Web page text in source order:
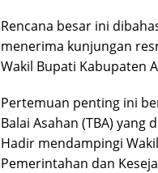
Rencana besar ini
menerima kunjungan
Wakil Bupati Kabupaten
​Pertemuan penting ini
Balai Asahan (TBA) yang
Hadir mendampingi
Pemerintahan dan